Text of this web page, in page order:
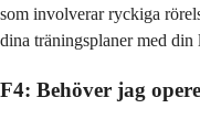
som involverar ryckiga
dina träningsplaner med din
F4: Behöver jag